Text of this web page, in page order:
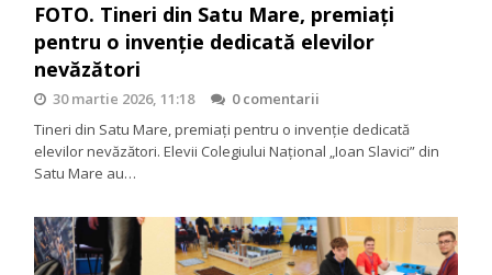
FOTO. Tineri din Satu Mare, premiați
pentru o invenție dedicată elevilor
nevăzători
30 martie 2026, 11:18
0 comentarii
Tineri din Satu Mare, premiați pentru o invenție dedicată
elevilor nevăzători. Elevii Colegiului Național „Ioan Slavici” din
Satu Mare au…